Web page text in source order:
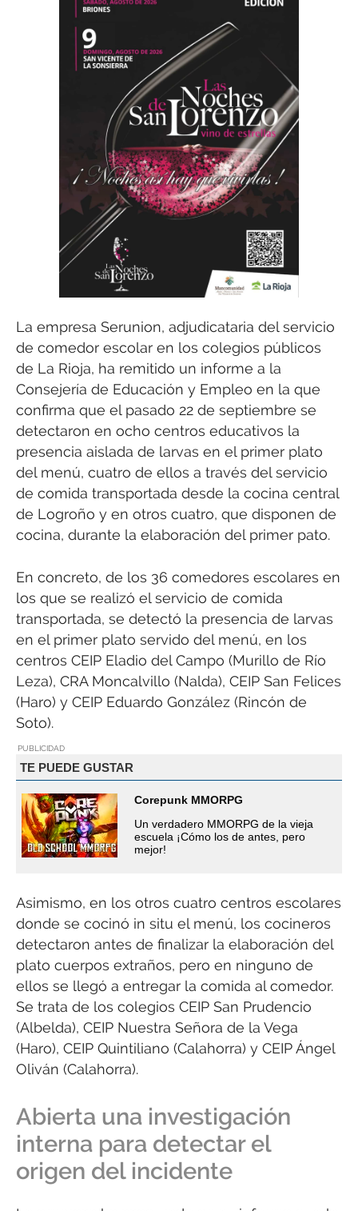
La empresa Serunion, adjudicataria del servicio
de comedor escolar en los colegios públicos
de La Rioja, ha remitido un informe a la
Consejería de Educación y Empleo en la que
confirma que el pasado 22 de septiembre se
detectaron en ocho centros educativos la
presencia aislada de larvas en el primer plato
del menú, cuatro de ellos a través del servicio
de comida transportada desde la cocina central
de Logroño y en otros cuatro, que disponen de
cocina, durante la elaboración del primer pato.
En concreto, de los 36 comedores escolares en
los que se realizó el servicio de comida
transportada, se detectó la presencia de larvas
en el primer plato servido del menú, en los
centros CEIP Eladio del Campo (Murillo de Río
Leza), CRA Moncalvillo (Nalda), CEIP San Felices
(Haro) y CEIP Eduardo González (Rincón de
Soto).
PUBLICIDAD
TE PUEDE GUSTAR
Corepunk MMORPG
Un verdadero MMORPG de la vieja
escuela ¡Cómo los de antes, pero
mejor!
Asimismo, en los otros cuatro centros escolares
donde se cocinó in situ el menú, los cocineros
detectaron antes de finalizar la elaboración del
plato cuerpos extraños, pero en ninguno de
ellos se llegó a entregar la comida al comedor.
Se trata de los colegios CEIP San Prudencio
(Albelda), CEIP Nuestra Señora de la Vega
(Haro), CEIP Quintiliano (Calahorra) y CEIP Ángel
Oliván (Calahorra).
Abierta una investigación
interna para detectar el
origen del incidente